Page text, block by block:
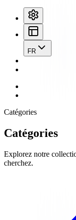
FR
Catégories
Catégories
Explorez notre
cherchez.